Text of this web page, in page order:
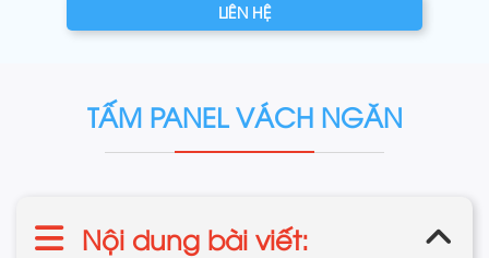
LIÊN HỆ
TẤM PANEL VÁCH NGĂN
Nội dung bài viết: